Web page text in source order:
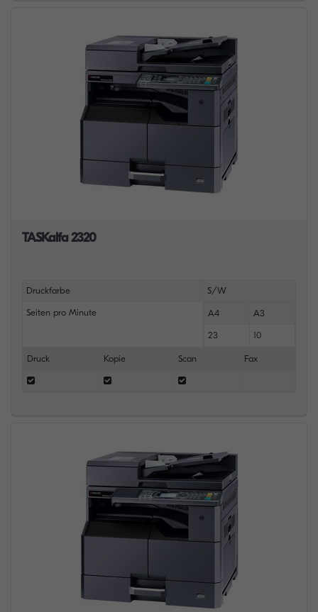
TASKalfa 2320
Druckfarbe S/W
Seiten pro Minute A4 A3
23 10
Druck Kopie Scan Fax